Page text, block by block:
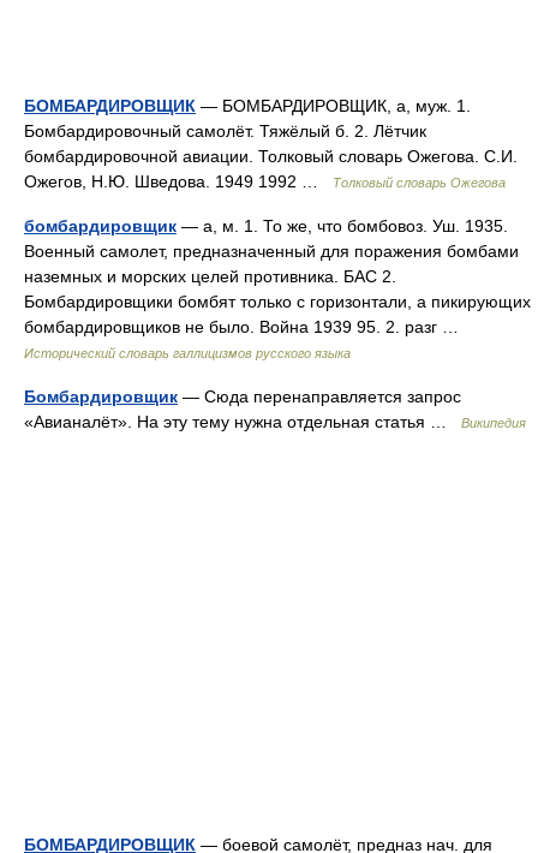
БОМБАРДИРОВЩИК — БОМБАРДИРОВЩИК, а, муж. 1.
Бомбардировочный самолёт. Тяжёлый б. 2. Лётчик
бомбардировочной авиации. Толковый словарь Ожегова. С.И.
Ожегов, Н.Ю. Шведова. 1949 1992 …
Толковый словарь Ожегова
бомбардировщик — а, м. 1. То же, что бомбовоз. Уш. 1935.
Военный самолет, предназначенный для поражения бомбами
наземных и морских целей противника. БАС 2.
Бомбардировщики бомбят только с горизонтали, а пикирующих
бомбардировщиков не было. Война 1939 95. 2. разг …
Исторический словарь галлицизмов русского языка
Бомбардировщик — Сюда перенаправляется запрос
«Авианалёт». На эту тему нужна отдельная статья …
Википедия
БОМБАРДИРОВЩИК — боевой самолёт, предназ нач. для